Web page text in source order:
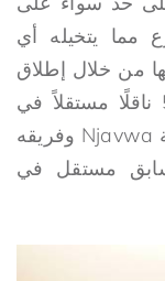
مما يتخيله أي
من خلال إطلاق
تطبيقها عند التسليم، بدأ أكثر من 50 ناقلًا مستقلاً في
تحقيق الربح على منصتنا، وتتمثل مهمة Njavwa وفريقه
أكثر من 100000 متسابق مستقل في